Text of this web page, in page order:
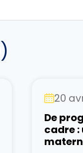
)
20
De
cadre :